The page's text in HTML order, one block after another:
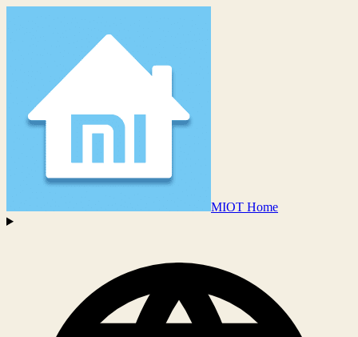
MIOT Home